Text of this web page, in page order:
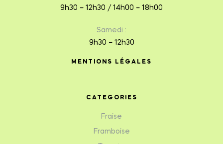
9h30 – 12h30 / 14h00 – 18h00
Samedi :
9h30 – 12h30
MENTIONS LÉGALES
CATEGORIES
Fraise
Framboise